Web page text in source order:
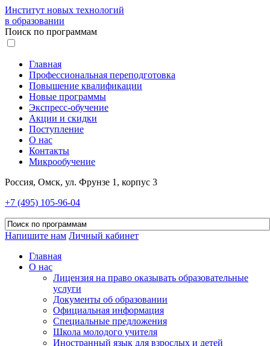
Институт новых технологий
в образовании
Поиск по программам
Главная
Профессиональная переподготовка
Повышение квалификации
Новые программы
Экспресс-обучение
Акции и скидки
Поступление
О нас
Контакты
Микрообучение
Россия, Омск, ул. Фрунзе 1, корпус 3
+7 (495) 105-96-04
Напишите нам Личный кабинет
Главная
О нас
Лицензия на право оказывать образовательные
услуги
Документы об образовании
Официальная информация
Специальные предложения
Школа молодого учителя
Иностранный язык для взрослых и детей